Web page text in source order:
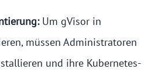
Um gVisor in
müssen Administratoren
und ihre Kubernetes-